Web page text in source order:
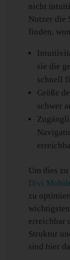
nicht
Nutzer die
finden,
sie die
schnell
Größe
schwer
Um dies
Divi
zu
erreichbar
Struktur
sind hier